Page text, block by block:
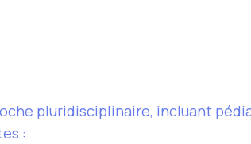
pluridisciplinaire, incluant
: